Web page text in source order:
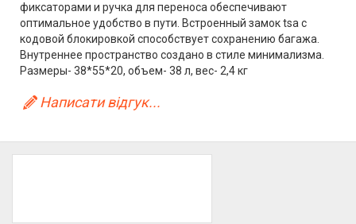
фиксаторами и ручка для переноса обеспечивают
оптимальное удобство в пути. Встроенный замок tsa с
кодовой блокировкой способствует сохранению багажа.
Внутреннее пространство создано в стиле минимализма.
Размеры- 38*55*20, объем- 38 л, вес- 2,4 кг
Написати відгук...